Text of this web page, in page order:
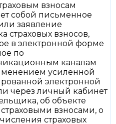
взносам
собой письменное
заявление
страховых взносов,
в электронной форме
по
каналам
усиленной
электронной
через личный кабинет
об объекте
взносами, о
страховых